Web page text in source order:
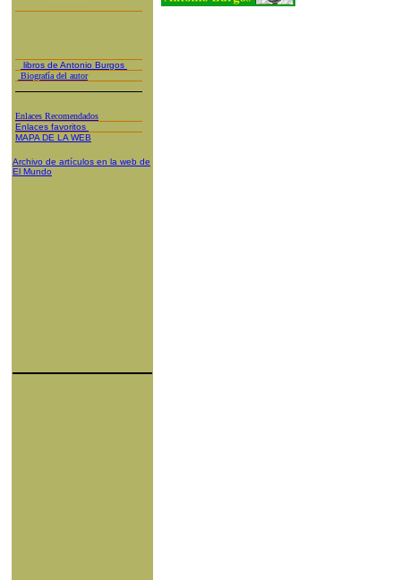
libros de Antonio Burgos
Biografía del autor
Enlaces Recomendados
Enlaces favoritos
MAPA DE LA WEB
Archivo de artículos en la web de
El Mundo